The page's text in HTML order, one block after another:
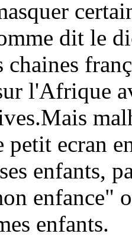
dit le
chaines
l'Afrique
petit ecran
enfants,
enfance"
enfants.